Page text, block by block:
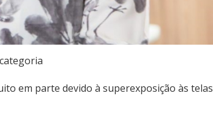
em parte devido à superexposição às telas